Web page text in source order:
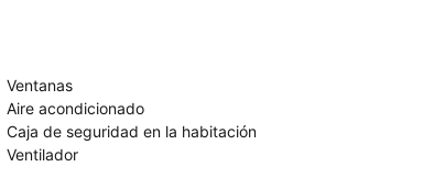
Ventanas
Aire acondicionado
Caja de seguridad en la habitación
Ventilador